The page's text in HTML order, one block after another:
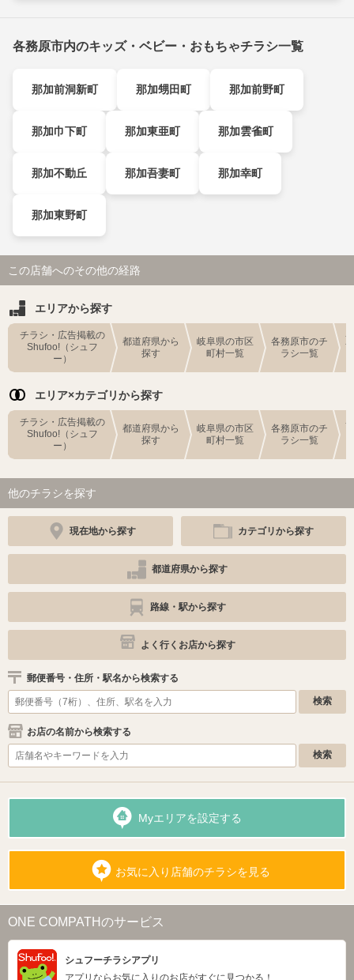
各務原市内のキッズ・ベビー・おもちゃチラシ一覧
那加前洞新町 那加甥田町 那加前野町
那加巾下町 那加東亜町 那加雲雀町
那加不動丘 那加吾妻町 那加幸町
那加東野町
この店舗へのその他の経路
エリアから探す
チラシ・広告掲載の
Shufoo!（シュフ
ー）
都道府県から
探す
岐阜県の市区
町村一覧
各務原市のチ
ラシ一覧
エリア×カテゴリから探す
チラシ・広告掲載の
Shufoo!（シュフ
ー）
都道府県から
探す
岐阜県の市区
町村一覧
各務原市のチ
ラシ一覧
他のチラシを探す
現在地から探す カテゴリから探す
都道府県から探す
路線・駅から探す
よく行くお店から探す
郵便番号・住所・駅名から検索する
お店の名前から検索する
Myエリアを設定する
お気に入り店舗のチラシを見る
ONE COMPATHのサービス
シュフーチラシアプリ
アプリならお気に入りのお店がすぐに見つかる！